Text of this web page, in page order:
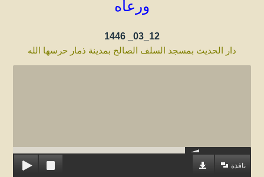
ورعاه
12_03_
1446
دار الحديث بمسجد السلف الصالح بمدينة ذمار حرسها الله
نافذة